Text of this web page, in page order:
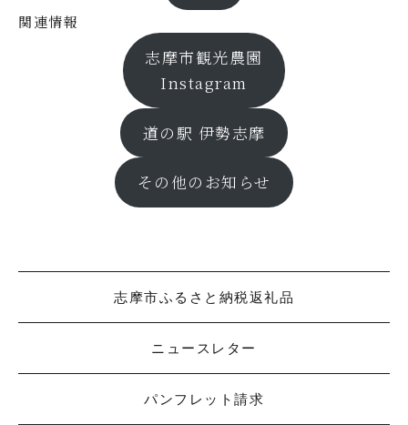
関連情報
志摩市観光農園
Instagram
道の駅 伊勢志摩
その他のお知らせ
志摩市ふるさと納税返礼品
ニュースレター
パンフレット請求